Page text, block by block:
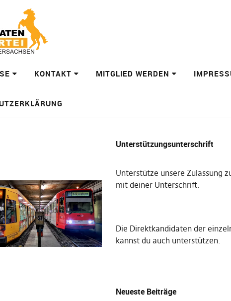
KONTAKT MITGLIED WERDEN
Unterstützungsunterschrift
Unterstütze unsere Zulassung
mit deiner Unterschrift.
Die Direktkandidaten der
kannst du auch unterstützen.
Neueste Beiträge